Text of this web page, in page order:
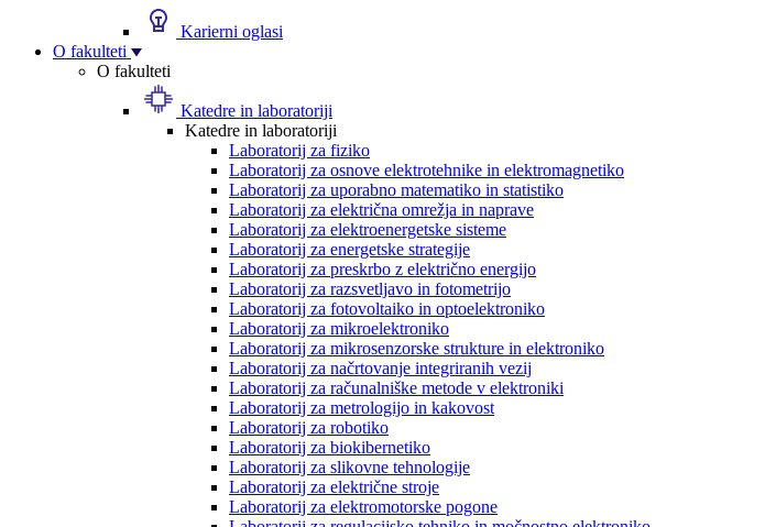
Karierni oglasi
O fakulteti
O fakulteti
Katedre in laboratoriji
Katedre in laboratoriji
Laboratorij za fiziko
Laboratorij za osnove elektrotehnike in elektromagnetiko
Laboratorij za uporabno matematiko in statistiko
Laboratorij za električna omrežja in naprave
Laboratorij za elektroenergetske sisteme
Laboratorij za energetske strategije
Laboratorij za preskrbo z električno energijo
Laboratorij za razsvetljavo in fotometrijo
Laboratorij za fotovoltaiko in optoelektroniko
Laboratorij za mikroelektroniko
Laboratorij za mikrosenzorske strukture in elektroniko
Laboratorij za načrtovanje integriranih vezij
Laboratorij za računalniške metode v elektroniki
Laboratorij za metrologijo in kakovost
Laboratorij za robotiko
Laboratorij za biokibernetiko
Laboratorij za slikovne tehnologije
Laboratorij za električne stroje
Laboratorij za elektromotorske pogone